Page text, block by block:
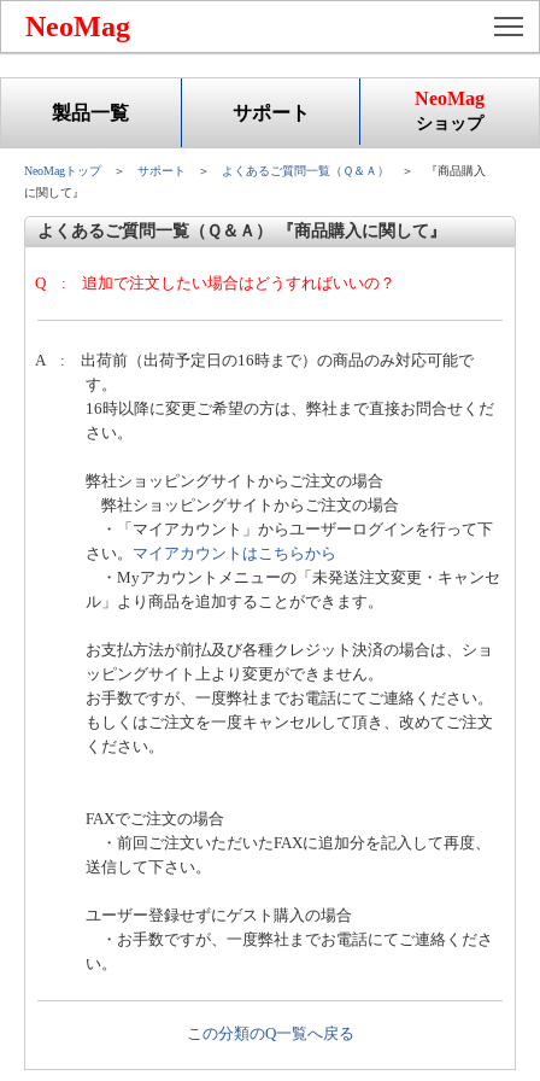
NeoMag
製品一覧 サポート
NeoMag
ショップ
NeoMagトップ＞ サポート ＞ よくあるご質問一覧（Ｑ＆Ａ）
＞ 『商品購入
に関して』
よくあるご質問一覧（Ｑ＆Ａ） 『商品購入に関して』
Q : 追加で注文したい場合はどうすればいいの？
A : 出荷前（出荷予定日の16時まで）の商品のみ対応可能で
す。
16時以降に変更ご希望の方は、弊社まで直接お問合せくだ
さい。
弊社ショッピングサイトからご注文の場合
弊社ショッピングサイトからご注文の場合
・「マイアカウント」からユーザーログインを行って下
さい。 マイアカウントはこちらから
・Myアカウントメニューの「未発送注文変更・キャンセ
ル」より商品を追加することができます。
お支払方法が前払及び各種クレジット決済の場合は、ショ
ッピングサイト上より変更ができません。
お手数ですが、一度弊社までお電話にてご連絡ください。
もしくはご注文を一度キャンセルして頂き、改めてご注文
ください。
FAXでご注文の場合
・前回ご注文いただいたFAXに追加分を記入して再度、
送信して下さい。
ユーザー登録せずにゲスト購入の場合
・お手数ですが、一度弊社までお電話にてご連絡くださ
い。
この分類のQ一覧へ戻る